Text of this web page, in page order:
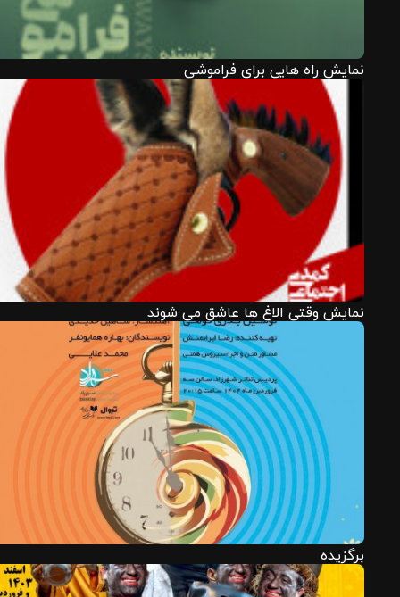
نمایش راه هایی برای فراموشی
نمایش وقتی الاغ ها عاشق می شوند
برگزیده